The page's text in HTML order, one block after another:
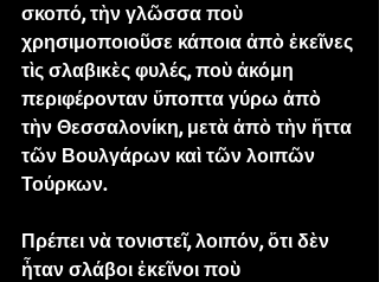
σκοπό, τὴν γλῶσσα ποὺ
χρησιμοποιοῦσε κάποια ἀπὸ ἐκεῖνες
τὶς σλαβικὲς φυλές, ποὺ ἀκόμη
περιφέρονταν ὕποπτα γύρω ἀπὸ
τὴν Θεσσαλονίκη, μετὰ ἀπὸ τὴν ἥττα
τῶν Βουλγάρων καὶ τῶν λοιπῶν
Τούρκων.
Πρέπει νὰ τονιστεῖ, λοιπόν, ὅτι δὲν
ἦταν σλάβοι ἐκεῖνοι ποὺ